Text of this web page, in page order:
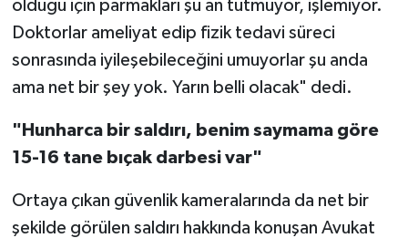
olduğu için parmakları şu an tutmuyor, işlemiyor.
Doktorlar ameliyat edip fizik tedavi süreci
sonrasında iyileşebileceğini umuyorlar şu anda
ama net bir şey yok. Yarın belli olacak" dedi.
"Hunharca bir saldırı, benim saymama göre
15-16 tane bıçak darbesi var"
Ortaya çıkan güvenlik kameralarında da net bir
şekilde görülen saldırı hakkında konuşan Avukat